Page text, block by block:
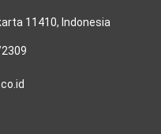
11410, Indonesia